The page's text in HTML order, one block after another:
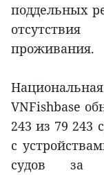
поддельных
проживания.
VNFishbase
243 из 79 243
с
судов за